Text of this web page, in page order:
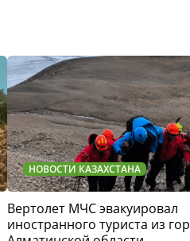
НОВОСТИ КАЗАХСТАНА
Вертолет МЧС эвакуировал
иностранного туриста из гор